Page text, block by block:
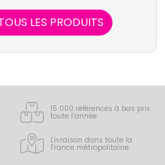
LES PRODUITS
15 000 références à bas prix
toute l’année
Livraison dans toute la
France métropolitaine